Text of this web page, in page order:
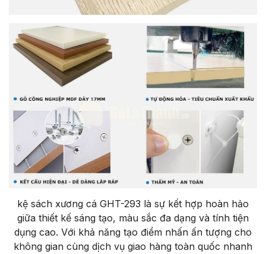
kệ sách xương cá GHT-293 là sự kết hợp hoàn hảo
giữa thiết kế sáng tạo, màu sắc đa dạng và tính tiện
dụng cao. Với khả năng tạo điểm nhấn ấn tượng cho
không gian cùng dịch vụ giao hàng toàn quốc nhanh